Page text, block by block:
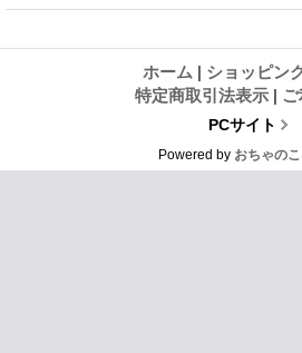
ホーム | ショッピン
特定商取引法表示 |
PCサイト
Powered by おちゃの